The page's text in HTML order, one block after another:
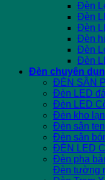
Đèn
Đèn
Đèn
Đèn
Đèn
Đèn
Đèn chuyên
ĐÈN SÂN
Đèn LED
Đèn LED
Đèn kho
Đèn sân
Đèn sân
ĐÈN LED
Đèn pha
Đèn tường